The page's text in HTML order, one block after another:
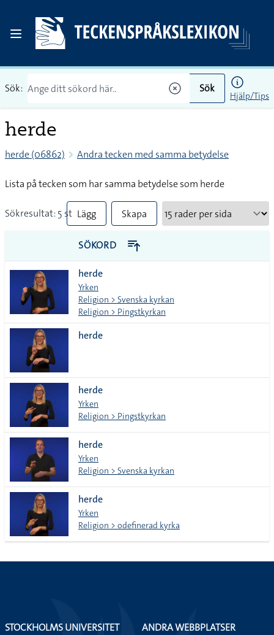
Sök: Sök
Hjälp/Tips
herde
herde (06862) Andra tecken med samma betydelse
Lista på tecken som har samma betydelse som herde
Sökresultat: 5 st Lägg
till
alla i
lista
Skapa
PDF
SÖKORD
herde
Yrken
Religion > Svenska kyrkan
Religion > Pingstkyrkan
herde
herde
Yrken
Religion > Pingstkyrkan
herde
Yrken
Religion > Svenska kyrkan
herde
Yrken
Religion > odefinerad kyrka
STOCKHOLMS UNIVERSITET
ANDRA WEBBPLATSER